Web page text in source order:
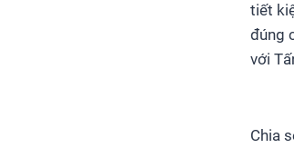
tiết
đúng
với
Chia